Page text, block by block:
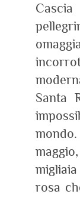
Santa
rosa